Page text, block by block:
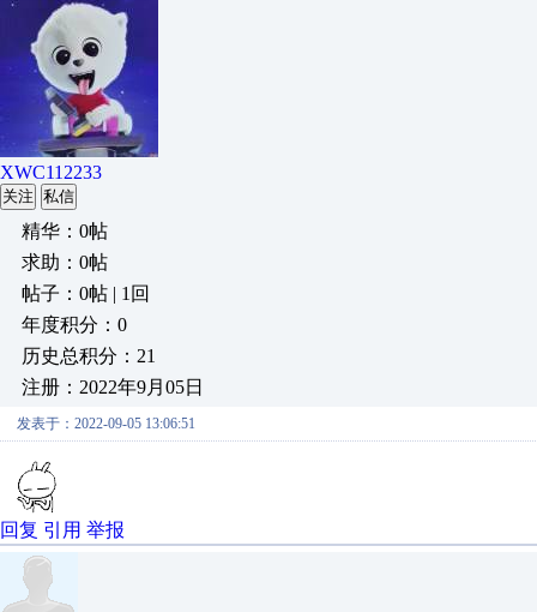
XWC112233
关注 私信
精华：0帖
求助：0帖
帖子：0帖 | 1回
年度积分：0
历史总积分：21
注册：2022年9月05日
发表于：2022-09-05 13:06:51
回复 引用 举报